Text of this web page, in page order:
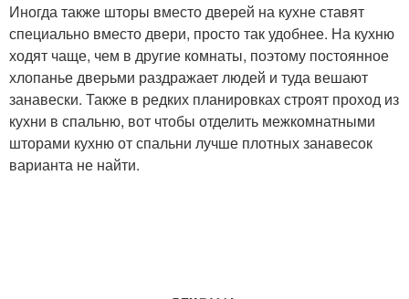
Иногда также шторы вместо дверей на кухне ставят
специально вместо двери, просто так удобнее. На кухню
ходят чаще, чем в другие комнаты, поэтому постоянное
хлопанье дверьми раздражает людей и туда вешают
занавески. Также в редких планировках строят проход из
кухни в спальню, вот чтобы отделить межкомнатными
шторами кухню от спальни лучше плотных занавесок
варианта не найти.